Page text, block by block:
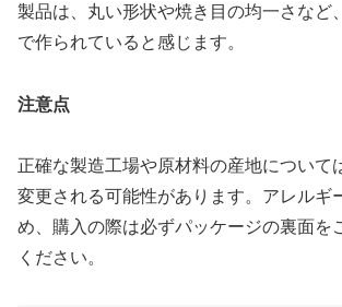
製品は、丸い形状や焼き目の均一さなど
で作られていると感じます。
注意点
正確な製造工場や原材料の産地について
変更される可能性があります。アレルギ
め、購入の際は必ずパッケージの裏面を
ください。